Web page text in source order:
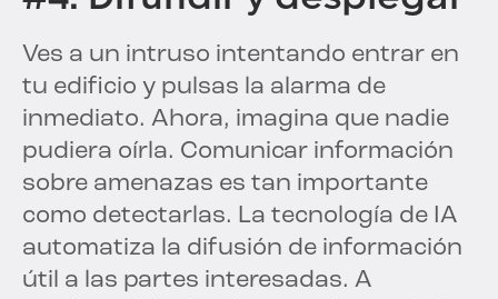
Ves a un intruso intentando entrar en
tu edificio y pulsas la alarma de
inmediato. Ahora, imagina que nadie
pudiera oírla. Comunicar información
sobre amenazas es tan importante
como detectarlas. La tecnología de IA
automatiza la difusión de información
útil a las partes interesadas. A